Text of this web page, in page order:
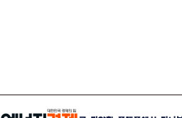
[송윤주의 부동산생태계] 첫발 뗀 ‘적금주